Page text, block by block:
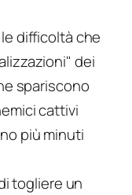
difficoltà che
dei
spariscono
cattivi
più minuti
togliere un